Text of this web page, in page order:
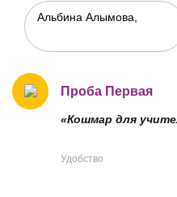
Проба Первая
«Кошмар для
Удобство